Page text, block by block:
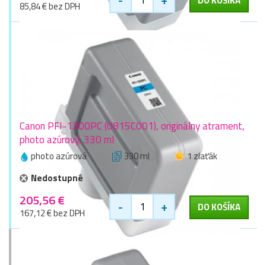
85,84 € bez DPH
Canon PFI-1300PC (0815C001), originálny atrament,
photo azúrový, 330 ml
photo azúrová 330 ml
1 zlaťák
Nedostupné
205,56 €
167,12 € bez DPH - + DO KOŠÍKA